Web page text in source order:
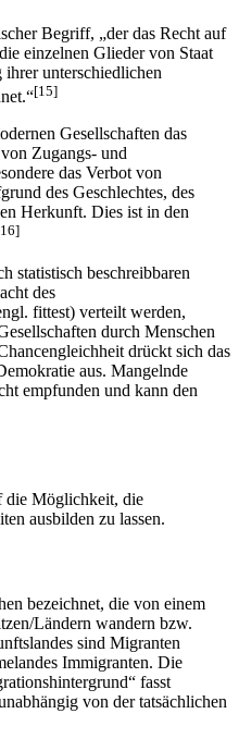
Begriff, „der das Recht auf
einzelnen Glieder von Staat
unterschiedlichen
[15]
Gesellschaften das
Zugangs- und
das Verbot von
des Geschlechtes, des
Herkunft. Dies ist in den
statistisch beschreibbaren
des
fittest) verteilt werden,
durch Menschen
drückt sich das
aus. Mangelnde
empfunden und kann den
die Möglichkeit, die
ausbilden zu lassen.
bezeichnet, die von einem
Ländern wandern bzw.
sind Migranten
Immigranten. Die
fasst
von der tatsächlichen